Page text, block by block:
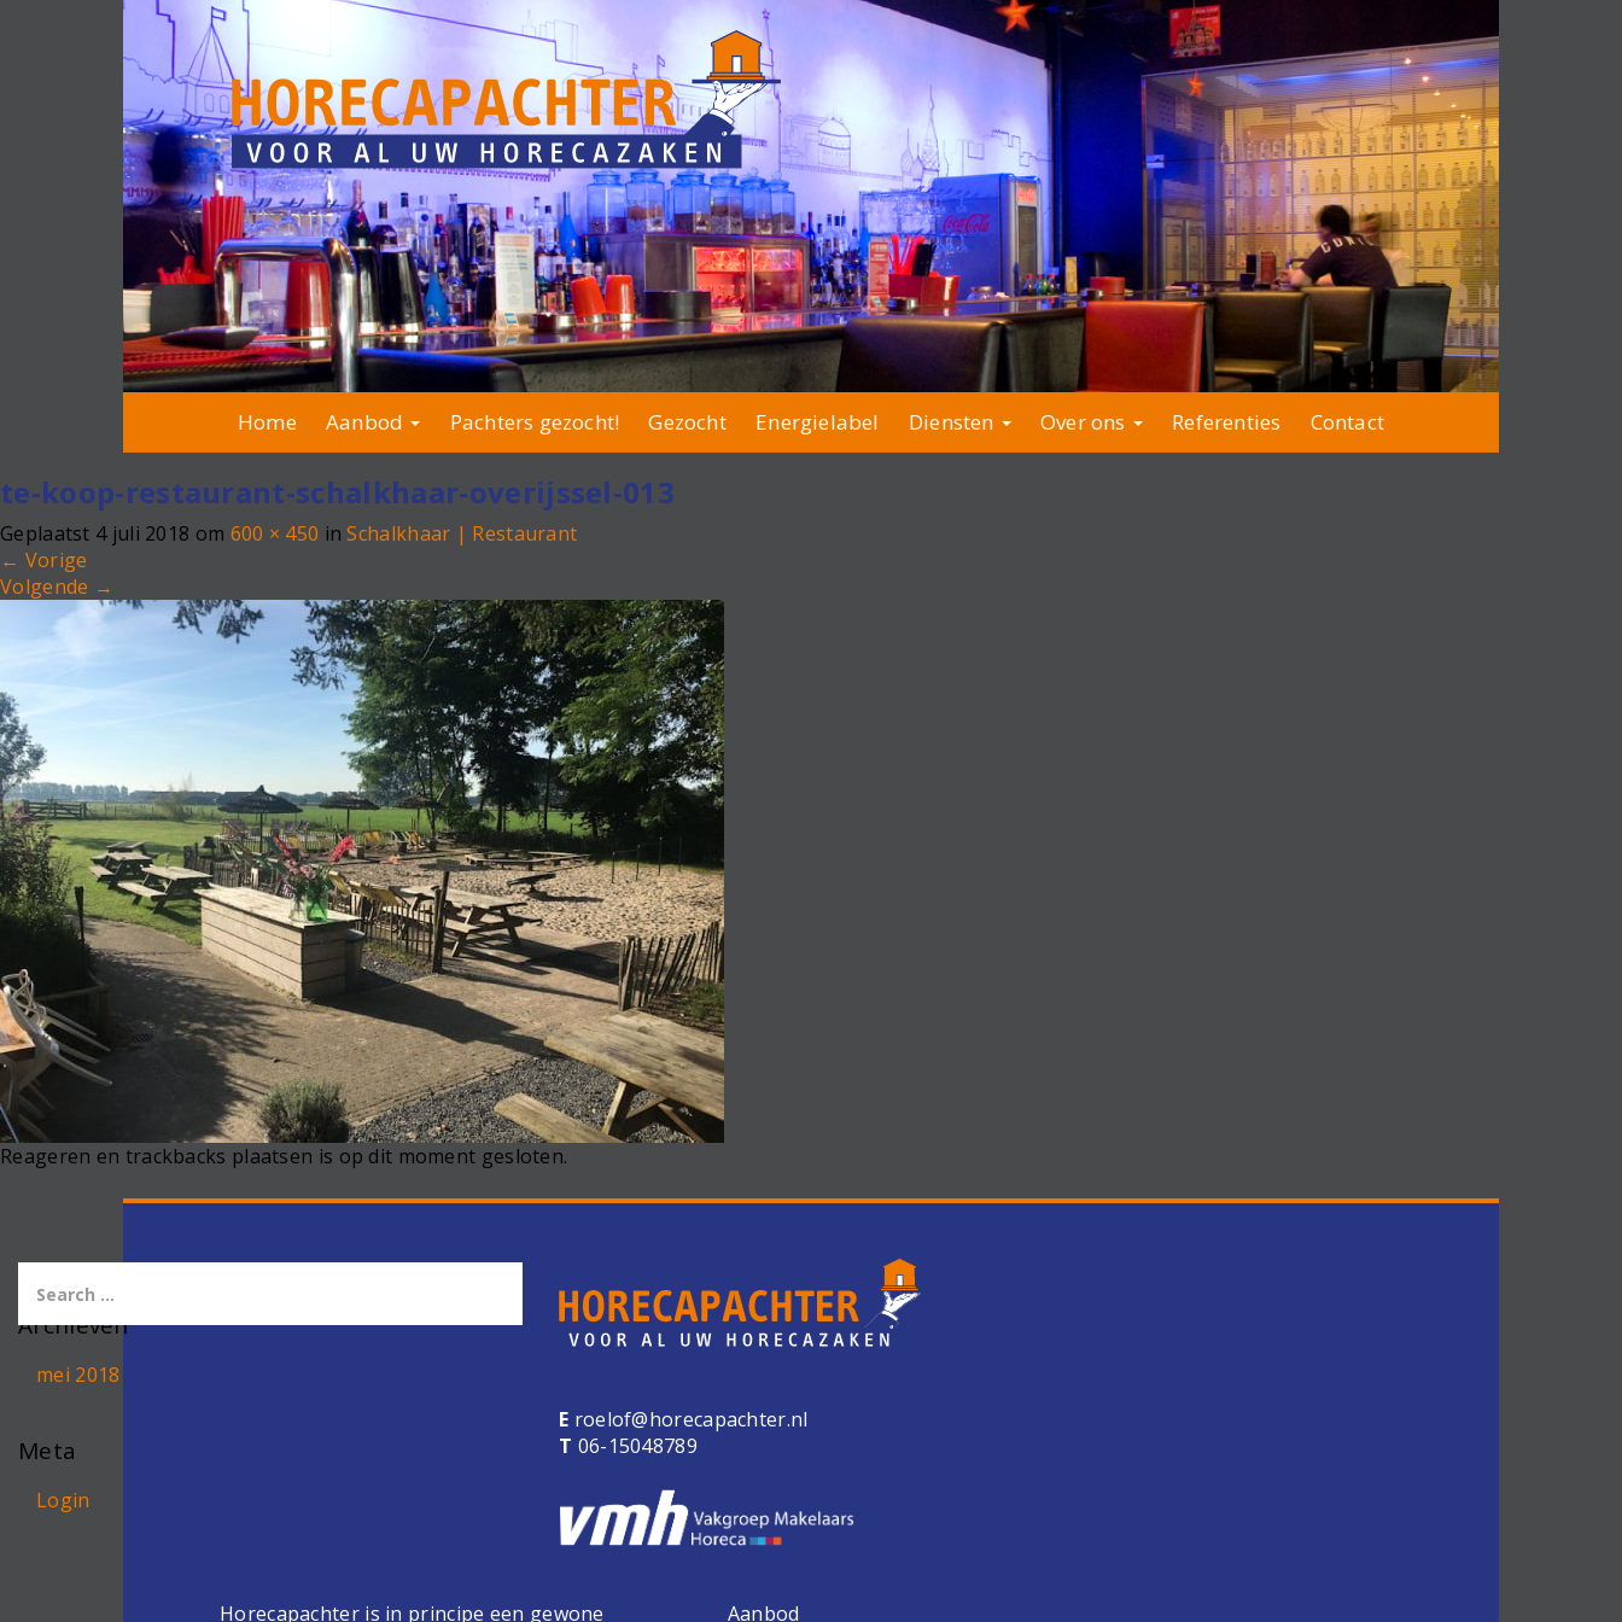
Home Aanbod Pachters gezocht! Gezocht Energielabel Diensten Over ons Referenties Contact
te-koop-restaurant-schalkhaar-overijssel-013
Geplaatst 4 juli 2018 om 600 × 450 inSchalkhaar | Restaurant
← Vorige
Volgende →
Reageren en trackbacks plaatsen is op dit moment gesloten.
Archieven
mei 2018
Meta
Login
E roelof@horecapachter.nl
T 06-15048789
Horecapachter is in principe een gewone Aanbod